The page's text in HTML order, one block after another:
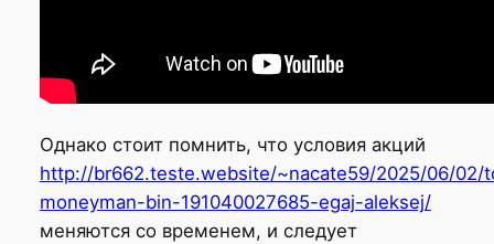
Однако стоит помнить, что условия акций
http://br662.teste.website/~nacate59/2025/06/02/
moneyman-bin-191040027685-egaj-aleksej/
меняются со временем, и следует